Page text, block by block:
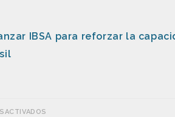
IBSA para reforzar la